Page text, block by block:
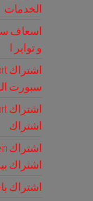
الخدمات
اسعاف
و تواير ا
سبورت
اشتراك
اشتراك
اشتراك